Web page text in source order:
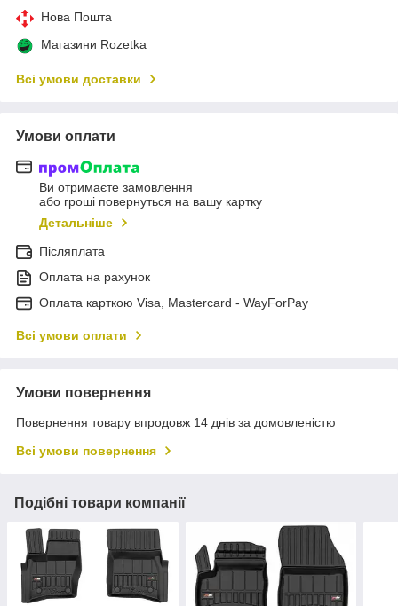
Нова Пошта
Магазини Rozetka
Всі умови доставки
Умови оплати
Ви отримаєте замовлення
або гроші повернуться на вашу картку
Детальніше
Післяплата
Оплата на рахунок
Оплата карткою Visa, Mastercard - WayForPay
Всі умови оплати
Умови повернення
Повернення товару впродовж 14 днів за домовленістю
Всі умови повернення
Подібні товари компанії